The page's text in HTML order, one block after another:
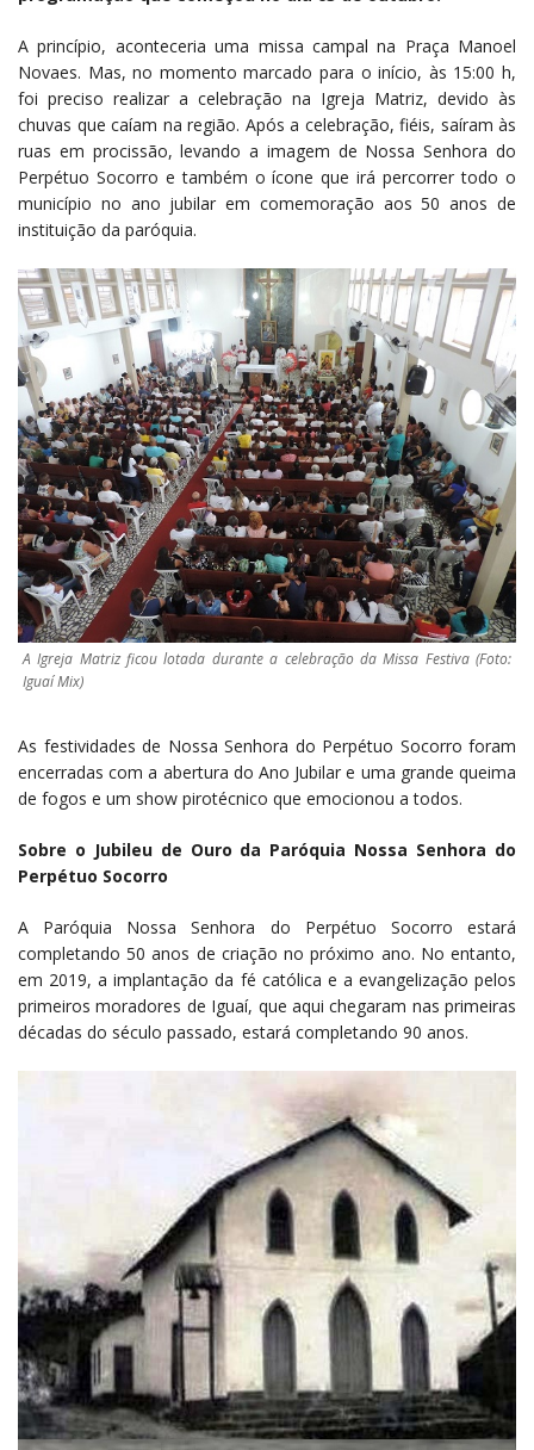
A princípio, aconteceria uma missa campal na Praça Manoel
Novaes. Mas, no momento marcado para o início, às 15:00 h,
foi preciso realizar a celebração na Igreja Matriz, devido às
chuvas que caíam na região. Após a celebração, fiéis, saíram às
ruas em procissão, levando a imagem de Nossa Senhora do
Perpétuo Socorro e também o ícone que irá percorrer todo o
município no ano jubilar em comemoração aos 50 anos de
instituição da paróquia.
A Igreja Matriz ficou lotada durante a celebração da Missa Festiva (Foto:
Iguaí Mix)
As festividades de Nossa Senhora do Perpétuo Socorro foram
encerradas com a abertura do Ano Jubilar e uma grande queima
de fogos e um show pirotécnico que emocionou a todos.
Sobre o Jubileu de Ouro da Paróquia Nossa Senhora do
Perpétuo Socorro
A Paróquia Nossa Senhora do Perpétuo Socorro estará
completando 50 anos de criação no próximo ano. No entanto,
em 2019, a implantação da fé católica e a evangelização pelos
primeiros moradores de Iguaí, que aqui chegaram nas primeiras
décadas do século passado, estará completando 90 anos.